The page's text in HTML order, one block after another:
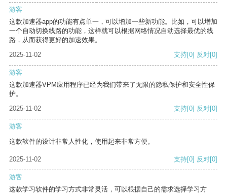
游客
这款加速器app的功能有点单一，可以增加一些新功能。比如，可以增加
一个自动切换线路的功能，这样就可以根据网络情况自动选择最优的线
路，从而获得更好的加速效果。
2025-11-02
支持[0] 反对[0]
游客
这款加速器VPM应用程序已经为我们带来了无限的隐私保护和安全性保
护。
2025-11-02
支持[0] 反对[0]
游客
这款软件的设计非常人性化，使用起来非常方便。
2025-11-02 支持[0] 反对[0]
游客
这款学习软件的学习方式非常灵活，可以根据自己的需求选择学习方